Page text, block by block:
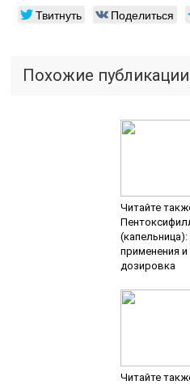
Твитнуть Поделиться
Похожие публикации
Читайте
применения и
дозировка
Читайте